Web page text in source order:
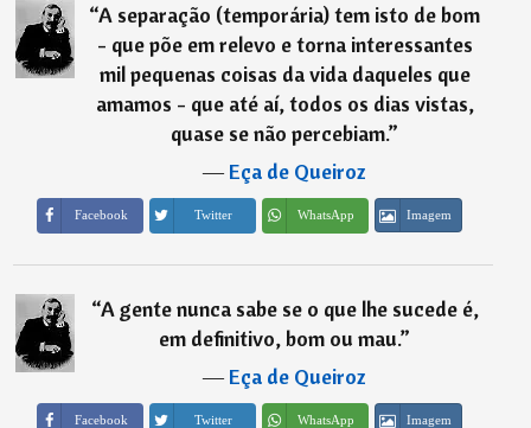
“A separação (temporária) tem isto de bom
- que põe em relevo e torna interessantes
mil pequenas coisas da vida daqueles que
amamos - que até aí, todos os dias vistas,
quase se não percebiam.”
―Eça de Queiroz
Facebook Twitter WhatsApp Imagem
“A gente nunca sabe se o que lhe sucede é,
em definitivo, bom ou mau.”
―Eça de Queiroz
Facebook Twitter WhatsApp Imagem